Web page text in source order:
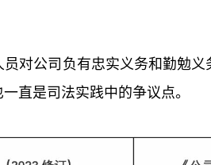
对公司负有忠实义务和勤勉
直是司法实践中的争议点。